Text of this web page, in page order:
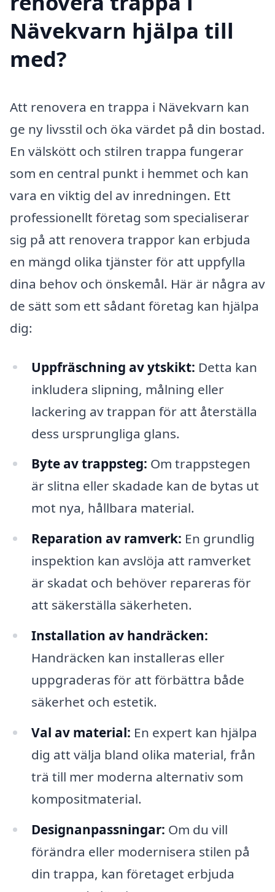
Nävekvarn hjälpa till
med?
Att renovera en trappa i Nävekvarn kan
ge ny livsstil och öka värdet på din bostad.
En välskött och stilren trappa fungerar
som en central punkt i hemmet och kan
vara en viktig del av inredningen. Ett
professionellt företag som specialiserar
sig på att renovera trappor kan erbjuda
en mängd olika tjänster för att uppfylla
dina behov och önskemål. Här är några av
de sätt som ett sådant företag kan hjälpa
dig:
Uppfräschning av ytskikt: Detta kan
inkludera slipning, målning eller
lackering av trappan för att återställa
dess ursprungliga glans.
Byte av trappsteg: Om trappstegen
är slitna eller skadade kan de bytas ut
mot nya, hållbara material.
Reparation av ramverk: En grundlig
inspektion kan avslöja att ramverket
är skadat och behöver repareras för
att säkerställa säkerheten.
Installation av handräcken:
Handräcken kan installeras eller
uppgraderas för att förbättra både
säkerhet och estetik.
Val av material: En expert kan hjälpa
dig att välja bland olika material, från
trä till mer moderna alternativ som
kompositmaterial.
Designanpassningar: Om du vill
förändra eller modernisera stilen på
din trappa, kan företaget erbjuda